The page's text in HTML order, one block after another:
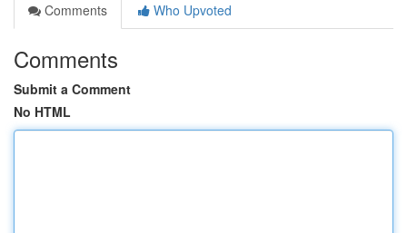
Comments
Who Upvoted
Comments
Submit a Comment
No HTML